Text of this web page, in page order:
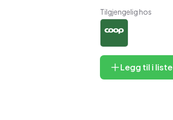
Tilgjengelig hos
Legg til i liste